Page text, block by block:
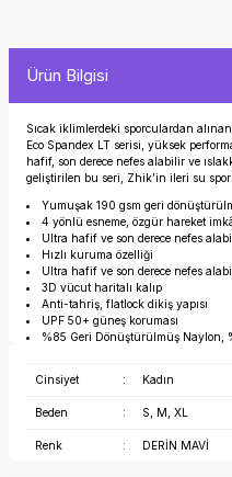
Ürün Bilgisi
Sıcak iklimlerdeki sporculardan
Eco Spandex LT serisi, yüksek
hafif, son derece nefes alabilir ve
geliştirilen bu seri, Zhik’in ileri su
Yumuşak 190 gsm geri
4 yönlü esneme, özgür hareket
Ultra hafif ve son derece nefes
Hızlı kuruma özelliği
Ultra hafif ve son derece nefes
3D vücut haritalı kalıp
Anti-tahriş, flatlock dikiş yapısı
UPF 50+ güneş koruması
%85 Geri Dönüştürülmüş Naylon,
Cinsiyet : Kadın
Beden : S, M, XL
Renk : DERİN MAVİ